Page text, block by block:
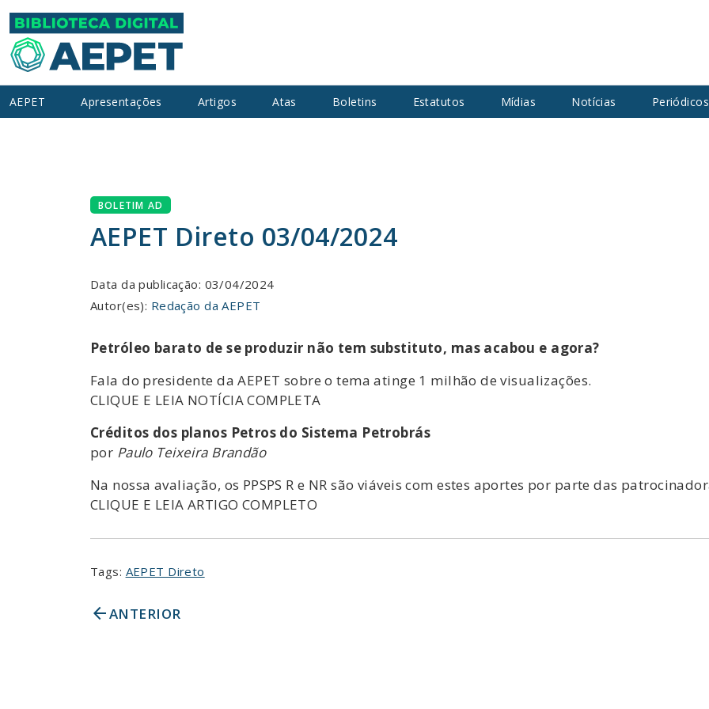
AEPET Apresentações Artigos Atas Boletins Estatutos Mídias Notícias Periódicos
BOLETIM AD
AEPET Direto 03/04/2024
Data da publicação: 03/04/2024
Autor(es): Redação da AEPET
Petróleo barato de se produzir não tem substituto, mas acabou e agora?
Fala do presidente da AEPET sobre o tema atinge 1 milhão de visualizações.
CLIQUE E LEIA NOTÍCIA COMPLETA
Créditos dos planos Petros do Sistema Petrobrás
por Paulo Teixeira Brandão
Na nossa avaliação, os PPSPS R e NR são viáveis com estes aportes por parte das
CLIQUE E LEIA ARTIGO COMPLETO
Tags: AEPET Direto
arrow_backANTERIOR